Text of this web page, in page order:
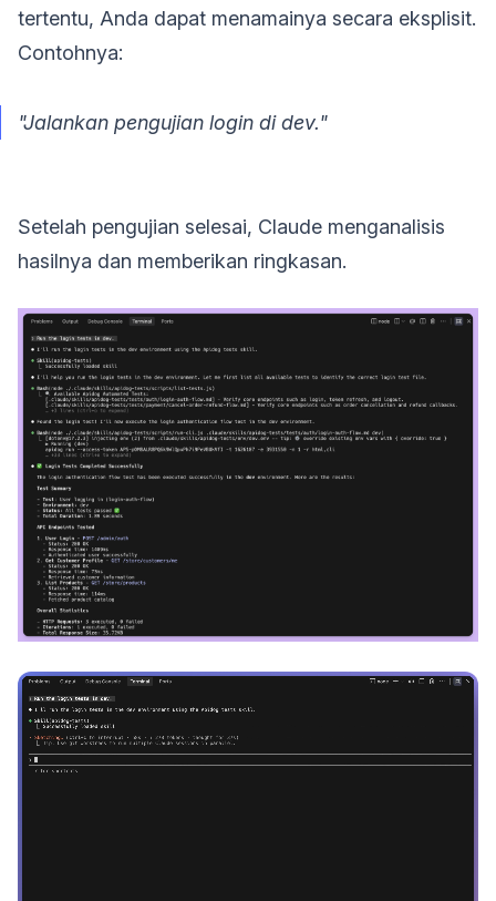
tertentu, Anda dapat menamainya secara eksplisit.
Contohnya:
"Jalankan pengujian login di dev."
Setelah pengujian selesai, Claude menganalisis
hasilnya dan memberikan ringkasan.